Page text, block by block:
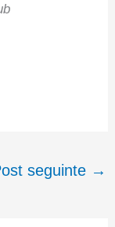
seguinte →